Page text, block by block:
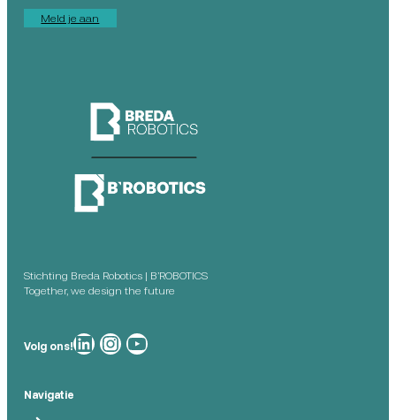
Meld je aan
Stichting Breda Robotics | B’ROBOTICS
Together, we design the future
Volg ons!Breda Robotics op Breda Robotics op Instagram
Breda Robotics op
Navigatie